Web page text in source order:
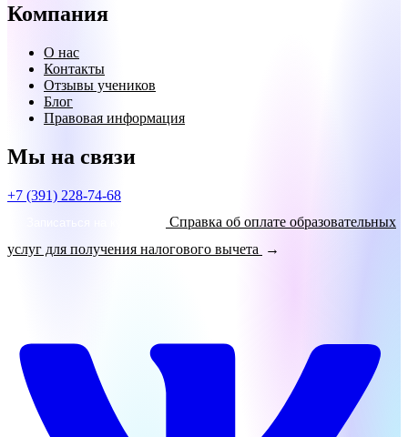
Компания
О нас
Контакты
Отзывы учеников
Блог
Правовая информация
Мы на связи
+7 (391) 228-74-68
Справка об оплате образовательных
услуг для получения налогового вычета